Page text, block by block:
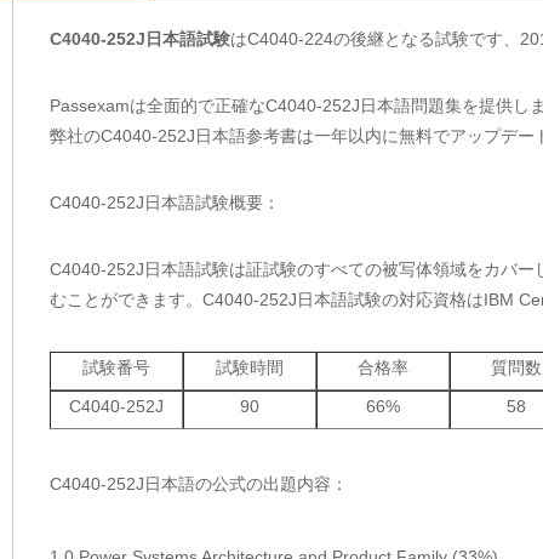
C4040-252J日本語試験はC4040-224の後継となる試験です、
Passexamは全面的で正確なC4040-252J日本語問題集を提供し
弊社のC4040-252J日本語参考書は一年以内に無料でアップデ
C4040-252J日本語試験概要：
C4040-252J日本語試験は証試験のすべての被写体領域をカバ
むことができます。C4040-252J日本語試験の対応資格はIBM
試験番号 試験時間 合格率
質問数
C4040-252J
90 66% 58
C4040-252J日本語の公式の出題内容：